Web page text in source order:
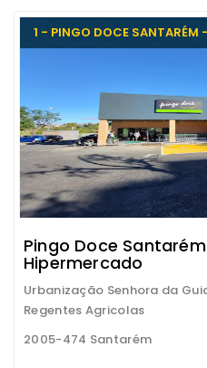
1 - PINGO DOCE SANTARÉM
Pingo Doce
Hipermercado
Urbanização Senhora da
Regentes Agricolas
2005-474 Santarém